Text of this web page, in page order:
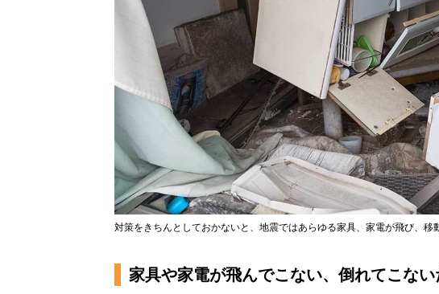
対策をきちんとしておかないと、地震ではあらゆる家具、家電が飛び、移
家具や家電が飛んでこない、倒れてこな